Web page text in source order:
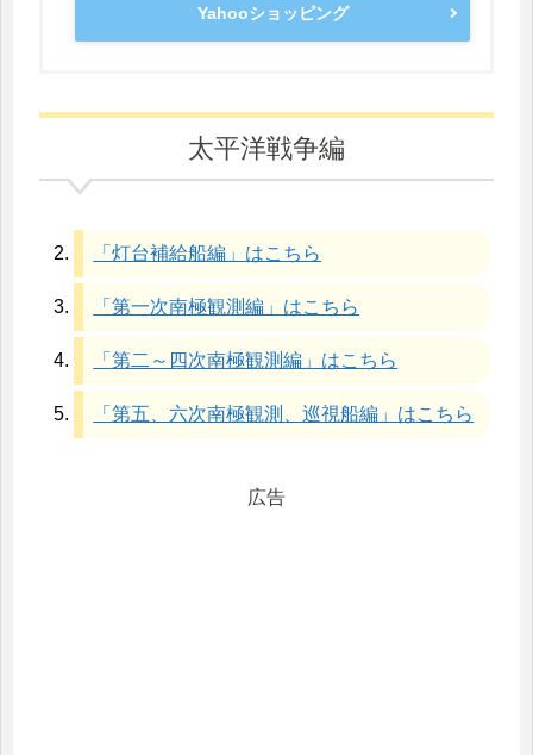
Yahooショッピング
太平洋戦争編
「灯台補給船編」はこちら
「第一次南極観測編」はこちら
「第二～四次南極観測編」はこちら
「第五、六次南極観測、巡視船編」はこちら
広告